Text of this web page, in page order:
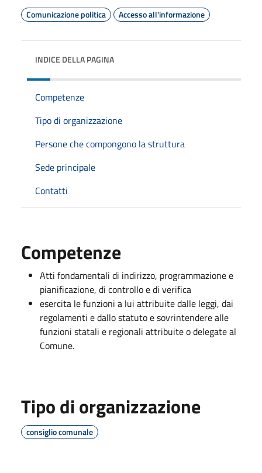
Comunicazione politica
Accesso all'informazione
INDICE DELLA PAGINA
Competenze
Tipo di organizzazione
Persone che compongono la struttura
Sede principale
Contatti
Competenze
Atti fondamentali di indirizzo, programmazione e
pianificazione, di controllo e di verifica
esercita le funzioni a lui attribuite dalle leggi, dai
regolamenti e dallo statuto e sovrintendere alle
funzioni statali e regionali attribuite o delegate al
Comune.
Tipo di organizzazione
consiglio comunale